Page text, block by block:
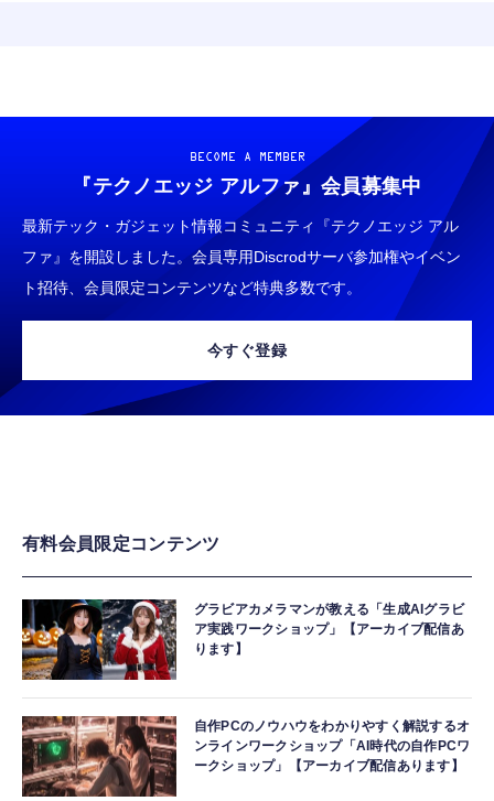
BECOME A MEMBER
『テクノエッジ アルファ』 会員募集中
最新テック・ガジェット情報コミュニティ『テクノエッジ アル
ファ』を開設しました。会員専用Discrodサーバ参加権やイベン
ト招待、会員限定コンテンツなど特典多数です。
今すぐ登録
有料会員限定コンテンツ
グラビアカメラマンが教える「生成AIグラビ
ア実践ワークショップ」【アーカイブ配信あ
ります】
自作PCのノウハウをわかりやすく解説するオ
ンラインワークショップ「AI時代の自作PCワ
ークショップ」【アーカイブ配信あります】